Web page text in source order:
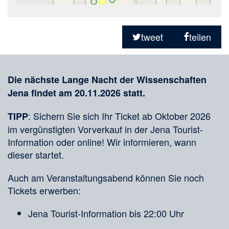
tweet
teilen
Die nächste Lange Nacht der Wissenschaften
Jena findet am 20.11.2026 statt.
TIPP: Sichern Sie sich Ihr Ticket ab Oktober 2026
im vergünstigten Vorverkauf in der Jena Tourist-
Information oder online! Wir informieren, wann
dieser startet.
Auch am Veranstaltungsabend können Sie noch
Tickets erwerben:
Jena Tourist-Information bis 22:00 Uhr